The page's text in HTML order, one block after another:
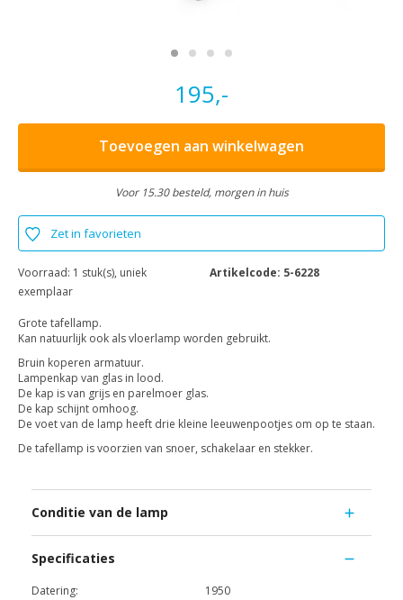
195,-
Toevoegen aan winkelwagen
Voor 15.30 besteld, morgen in huis
Zet in favorieten
Voorraad: 1 stuk(s), uniek
exemplaar
Artikelcode: 5-6228
Grote tafellamp.
Kan natuurlijk ook als vloerlamp worden gebruikt.
Bruin koperen armatuur.
Lampenkap van glas in lood.
De kap is van grijs en parelmoer glas.
De kap schijnt omhoog.
De voet van de lamp heeft drie kleine leeuwenpootjes om op te staan.
De tafellamp is voorzien van snoer, schakelaar en stekker.
Conditie van de lamp
Specificaties
Datering:
1950